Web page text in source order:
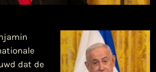
dat de